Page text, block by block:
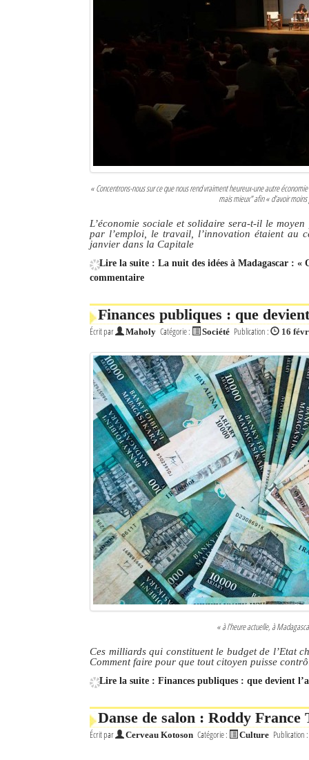
« Concentrons-nous sur ce que nous rend vraiment heureux-une autre
mais mieux" afin « d’avoir
L’économie sociale et solidaire sera-t-il le
par l’emploi, le travail, l’innovation étaient au
janvier dans la Capitale
Lire la suite : La nuit des idées à Madagascar :
commentaire
Finances publiques : que
Écrit par Maholy Catégorie : Société Publication : 16
« à l’heure actuelle, à
Ces milliards qui constituent le budget de l’Etat
Comment faire pour que tout citoyen puisse
Lire la suite : Finances publiques : que devient
Danse de salon : Roddy France
Écrit par Cerveau Kotoson Catégorie : Culture Publication :